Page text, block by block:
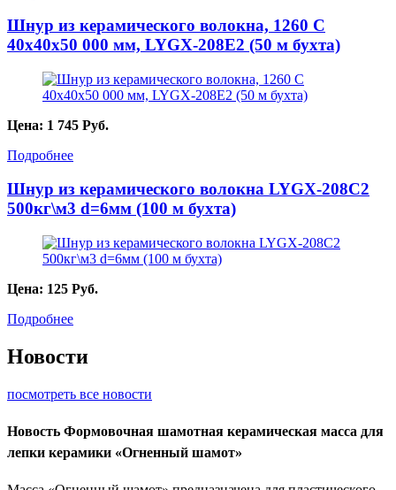
Шнур из керамического волокна, 1260 С
40х40х50 000 мм, LYGX-208E2 (50 м бухта)
Цена: 1 745 Руб.
Подробнее
Шнур из керамического волокна LYGX-208C2
500кг\м3 d=6мм (100 м бухта)
Цена: 125 Руб.
Подробнее
Новости
посмотреть все новости
Новость Формовочная шамотная керамическая масса для
лепки керамики «Огненный шамот»